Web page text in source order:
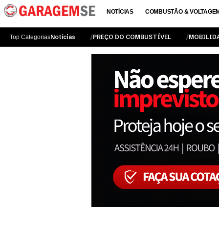
NOTÍCIAS COMBUSTÃO &
Top CategoriasNotícias PREÇO DO COMBUSTÍVEL